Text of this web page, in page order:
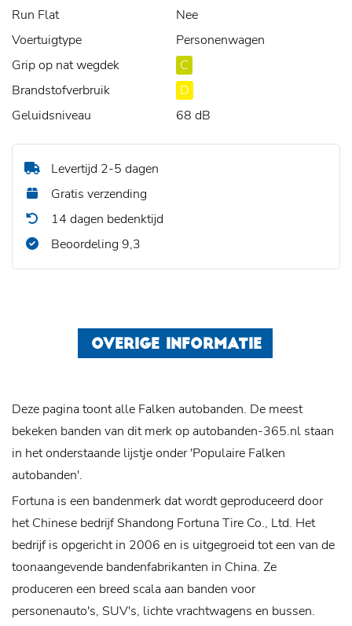
Run Flat
Nee
Voertuigtype
Personenwagen
Grip op nat wegdek
C
Brandstofverbruik
D
Geluidsniveau
68 dB
Levertijd 2-5 dagen
Gratis verzending
14 dagen bedenktijd
Beoordeling 9,3
OVERIGE INFORMATIE
Deze pagina toont alle Falken autobanden. De meest
bekeken banden van dit merk op autobanden-365.nl staan
in het onderstaande lijstje onder 'Populaire Falken
autobanden'.
Fortuna is een bandenmerk dat wordt geproduceerd door
het Chinese bedrijf Shandong Fortuna Tire Co., Ltd. Het
bedrijf is opgericht in 2006 en is uitgegroeid tot een van de
toonaangevende bandenfabrikanten in China. Ze
produceren een breed scala aan banden voor
personenauto's, SUV's, lichte vrachtwagens en bussen.